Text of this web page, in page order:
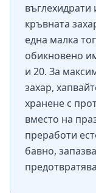
кръвната
една малка
обикновено
и 20. За
захар,
хранене с
вместо на
преработи
бавно,